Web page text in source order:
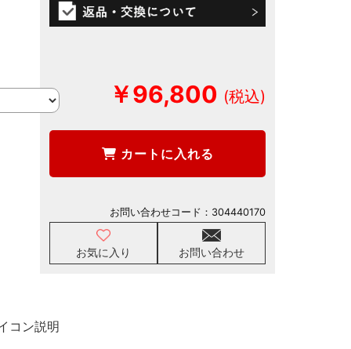
コン説明
￥96,800
カートに入れる
お気に入り お問い合わせ
お問い合わせコード： 304440170